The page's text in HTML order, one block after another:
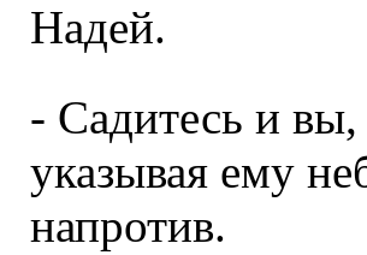
Надей.
- Садитесь и
указывая ему
напротив.